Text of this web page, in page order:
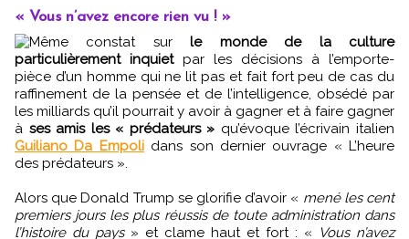
« Vous n’avez encore rien vu ! »
Même constat surle monde de la culture
particulièrement inquietpar les décisions à l’emporte-
pièce d’un homme qui ne lit pas et fait fort peu de cas du
raffinement de la pensée et de l’intelligence, obsédé par
les milliards qu’il pourrait y avoir à gagner et à faire gagner
à ses amis les « prédateurs » qu’évoque l’écrivain italien
Guiliano Da Empolidans son dernier ouvrage « L’heure
des prédateurs ».
Alors que Donald Trump se glorifie d’avoir « mené les cent
premiers jours les plus réussis de toute administration dans
l’histoire du pays» et clame haut et fort : « Vous n’avez